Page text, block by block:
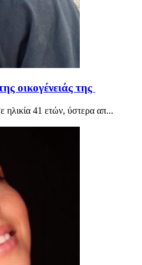
οικογένειάς της
ηλικία 41 ετών, ύστερα απ...